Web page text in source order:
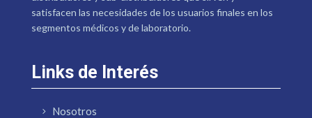
satisfacen las necesidades de los usuarios finales en los
segmentos médicos y de laboratorio.
Links de Interés
Nosotros